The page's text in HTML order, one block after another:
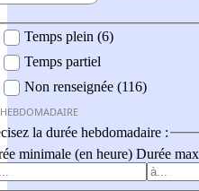
Temps plein (6)
Temps partiel
Non renseignée (116)
la durée hebdomadaire :
minimale (en heure) Durée